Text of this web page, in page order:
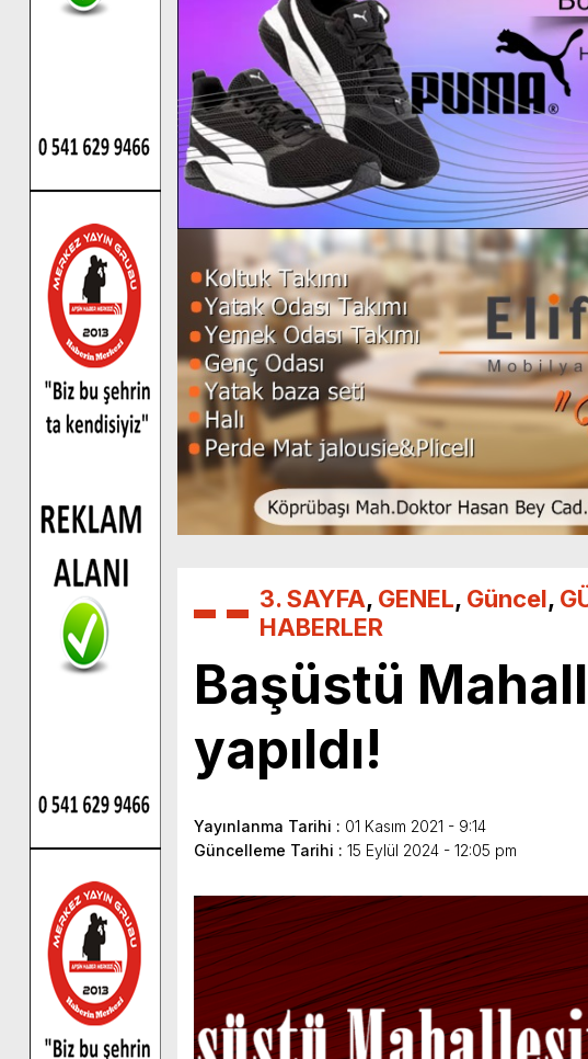
3. SAYFA, GENEL, Güncel,
HABERLER
Başüstü
yapıldı!
Yayınlanma Tarihi : 01 Kasım 2021 - 9:14
Güncelleme Tarihi : 15 Eylül 2024 - 12:05 pm